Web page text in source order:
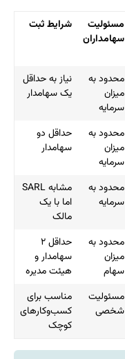
مسئولیت
سهامداران
شرایط ثبت
محدود به
میزان
سرمایه
نیاز به حداقل
یک سهامدار
محدود به
میزان
سرمایه
حداقل دو
سهامدار
محدود به
سرمایه
مشابه SARL
اما با یک
مالک
محدود به
میزان
سهام
حداقل ۲
سهامدار و
هیئت مدیره
مسئولیت
شخصی
مناسب برای
کسب‌وکارهای
کوچک